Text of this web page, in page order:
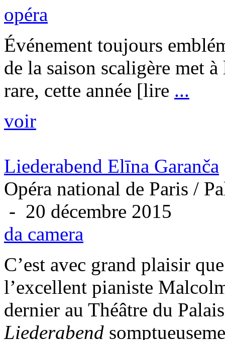
opéra
Événement toujours
de la saison scaligère met
rare, cette année [lire ...
voir
Liederabend Elīna Garanča
Opéra national de Paris /
- 20 décembre 2015
da camera
C’est avec grand plaisir
l’excellent pianiste
dernier au Théâtre du
Liederabend